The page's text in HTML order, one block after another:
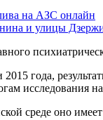
на АЗС онлайн
и улицы
года,
исследования
среде оно